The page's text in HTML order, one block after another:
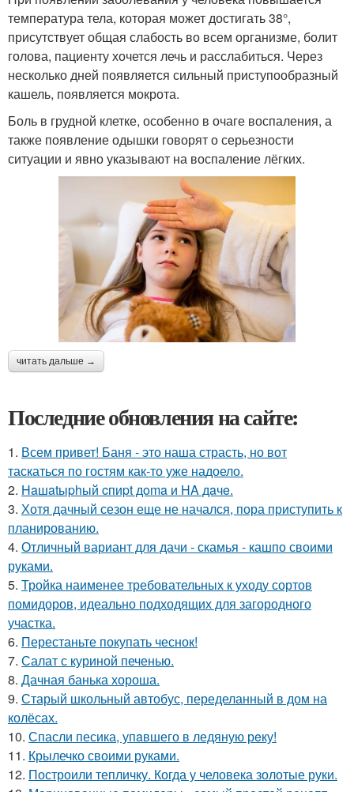
температура тела, которая может достигать 38°,
присутствует общая слабость во всем организме, болит
голова, пациенту хочется лечь и расслабиться. Через
несколько дней появляется сильный приступообразный
кашель, появляется мокрота.
Боль в грудной клетке, особенно в очаге воспаления, а
также появление одышки говорят о серьезности
ситуации и явно указывают на воспаление лёгких.
читать дальше →
Последние обновления на сайте:
1. Всем привет! Баня - это наша страсть, но вот
таскаться по гостям как-то уже надоело.
2. Haшatыphый cпиpt дoma и HA дaчe.
3. Хотя дачный сезон еще не начался, пора приступить к
планированию.
4. Отличный вариант для дачи - скамья - кашпо своими
руками.
5. Тройка наименее требовательных к уходу сортов
помидоров, идеально подходящих для загородного
участка.
6. Перестаньте покупать чеснок!
7. Салат с куриной печенью.
8. Дачная банька хороша.
9. Старый школьный автобус, переделанный в дом на
колёсах.
10. Спасли песика, упaвшего в ледяную рeку!
11. Крылечко своими руками.
12. Построили тепличку. Когда у человека золотые руки.